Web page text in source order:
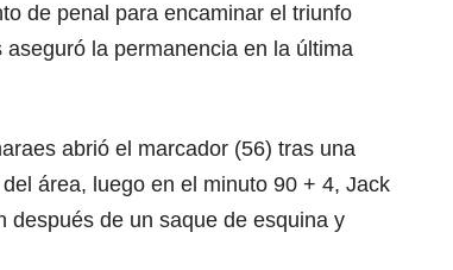
de penal para encaminar el triunfo
la permanencia en la última
abrió el marcador (56) tras una
área, luego en el minuto 90 + 4, Jack
después de un saque de esquina y